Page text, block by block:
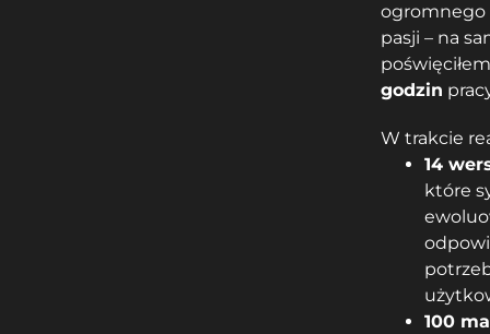
ogromnego
pasji – na
godzin
W trakcie
14
które
100